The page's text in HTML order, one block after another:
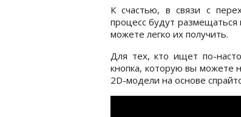
К счастью, в связи с
процесс будут размещаться
можете легко их получить.
Для тех, кто ищет по-
кнопка, которую вы можете
2D-модели на основе